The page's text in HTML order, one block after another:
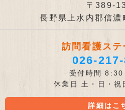
〒389-
長野県上水内郡信
訪問看護ステ
026-
受付時間
休業日 土・日・祝
詳細はこ